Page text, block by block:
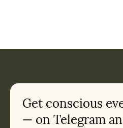
Get conscious
— on Telegram